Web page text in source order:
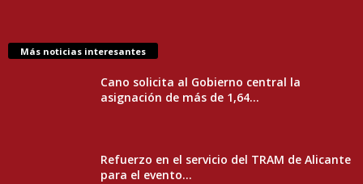
Más noticias interesantes
Cano solicita al Gobierno central la
asignación de más de 1,64...
Refuerzo en el servicio del TRAM de Alicante
para el evento...